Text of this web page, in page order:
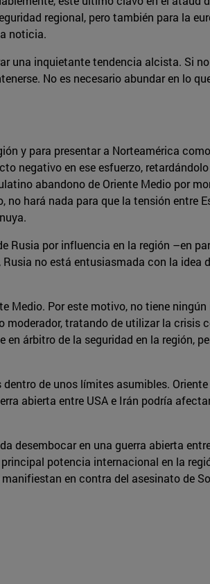
regional, pero también para la
noticia.
una inquietante tendencia alcista. Si
No es necesario abundar en lo
y para presentar a Norteamérica
negativo en ese esfuerzo, retardándolo
abandono de Oriente Medio por
hará nada para que la tensión entre
Rusia por influencia en la región –en
no está entusiasmada con la idea
Medio. Por este motivo, no tiene ningún
moderador, tratando de utilizar la crisis
en árbitro de la seguridad en la región,
de unos límites asumibles.
abierta entre USA e Irán podría
desembocar en una guerra abierta
potencia internacional en la
en contra del asesinato de